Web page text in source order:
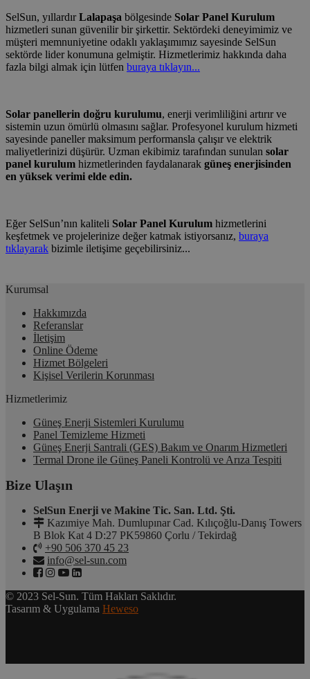
SelSun, yıllardırLalapaşa bölgesinde Solar Panel Kurulum
hizmetleri sunan güvenilir bir şirkettir. Sektördeki deneyimimiz ve
müşteri memnuniyetine odaklı yaklaşımımız sayesinde SelSun
sektörde lider konumuna gelmiştir. Hizmetlerimiz hakkında daha
fazla bilgi almak için lütfen buraya tıklayın...
Solar panellerin doğru kurulumu, enerji verimliliğini artırır ve
sistemin uzun ömürlü olmasını sağlar. Profesyonel kurulum hizmeti
sayesinde paneller maksimum performansla çalışır ve elektrik
maliyetlerinizi düşürür. Uzman ekibimiz tarafından sunulan solar
panel kurulum hizmetlerinden faydalanarak güneş enerjisinden
en yüksek verimi elde edin.
Eğer SelSun’nın kaliteli Solar Panel Kurulum hizmetlerini
keşfetmek ve projelerinize değer katmak istiyorsanız, buraya
tıklayarak bizimle iletişime geçebilirsiniz...
Kurumsal
Hakkımızda
Referanslar
İletişim
Online Ödeme
Hizmet Bölgeleri
Kişisel Verilerin Korunması
Hizmetlerimiz
Güneş Enerji Sistemleri Kurulumu
Panel Temizleme Hizmeti
Güneş Enerji Santrali (GES) Bakım ve Onarım Hizmetleri
Termal Drone ile Güneş Paneli Kontrolü ve Arıza Tespiti
Bize Ulaşın
SelSun Enerji ve Makine Tic. San. Ltd. Şti.
Kazımiye Mah. Dumlupınar Cad. Kılıçoğlu-Danış Towers
B Blok Kat 4 D:27 PK59860 Çorlu / Tekirdağ
+90 506 370 45 23
info@sel-sun.com
© 2023 Sel-Sun. Tüm Hakları Saklıdır.
Tasarım & Uygulama Heweso